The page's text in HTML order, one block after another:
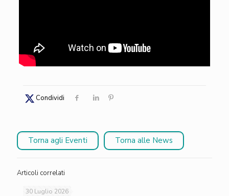
Condividi
Torna agli Eventi Torna alle News
Articoli correlati
30 Luglio 2026